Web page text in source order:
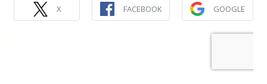
X FACEBOOK GOOGLE